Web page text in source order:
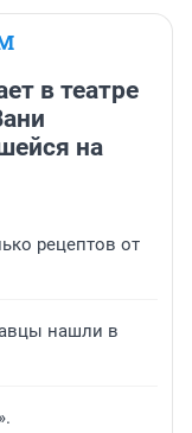
в театре
на
рецептов от
нашли в